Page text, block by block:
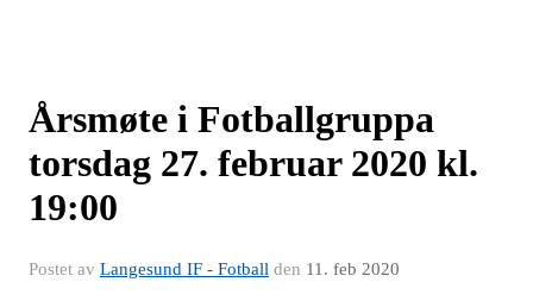
Årsmøte i Fotballgruppa
torsdag 27. februar 2020 kl.
19:00
Postet av Langesund IF - Fotball den 11. feb 2020